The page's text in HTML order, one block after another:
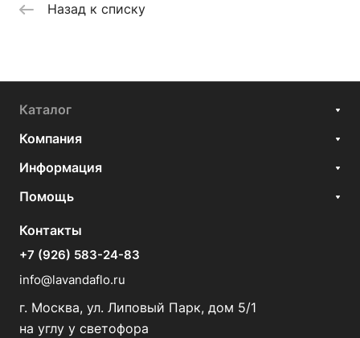
Назад к списку
Каталог
Компания
Информация
Помощь
Контакты
+7 (926) 583-24-83
info@lavandaflo.ru
г. Москва, ул. Липовый Парк, дом 5/1
на углу у светофора